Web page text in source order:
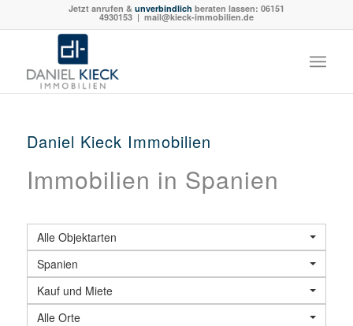
Jetzt anrufen & unverbindlich beraten lassen: 06151
4930153| mail@kieck-immobilien.de
Daniel Kieck Immobilien
Immobilien in Spanien
Alle Objektarten
Spanien
Kauf und Miete
Alle Orte